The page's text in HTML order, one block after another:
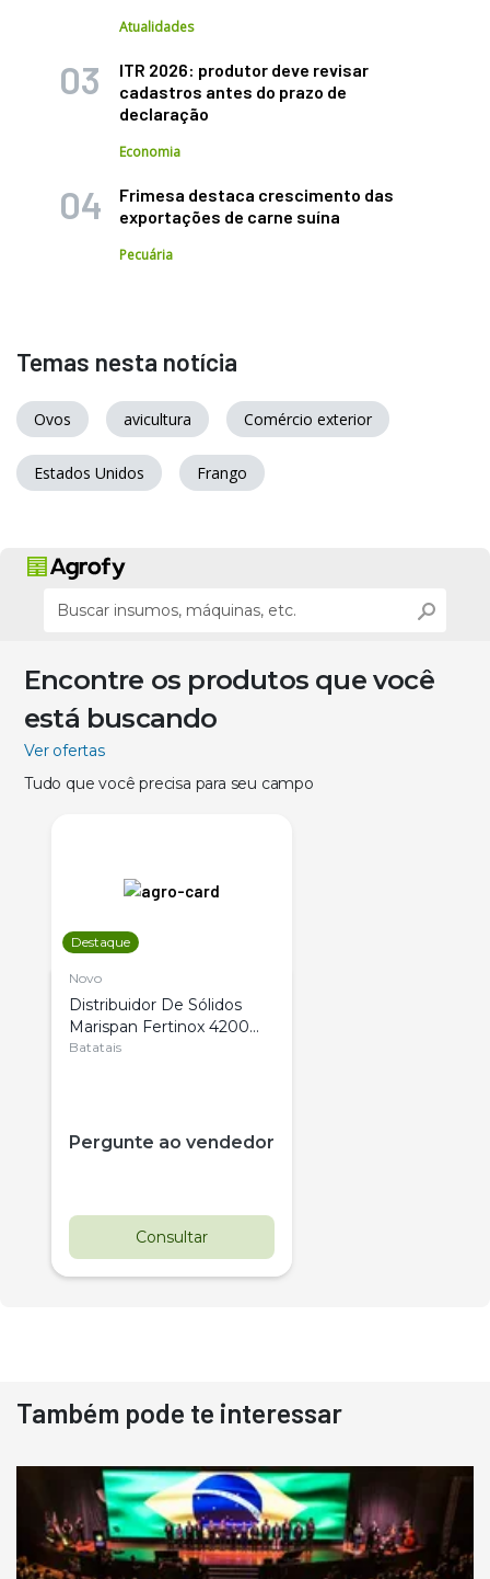
Atualidades
ITR 2026: produtor deve revisar
cadastros antes do prazo de
declaração
Economia
Frimesa destaca crescimento das
exportações de carne suína
Pecuária
Temas nesta notícia
Ovos avicultura Comércio exterior
Estados Unidos Frango
Encontre os produtos que você
está buscando
Ver ofertas
Tudo que você precisa para seu campo
Destaque
Novo
Distribuidor De Sólidos
Marispan Fertinox 4200
Citrus
Batatais
Pergunte ao vendedor
Consultar
Destaque
Usado
Pá Carregadeira Cat 966
Ano 1987
Londrina
Também pode te interessar